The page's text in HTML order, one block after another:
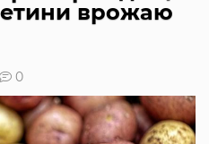
врожаю
0